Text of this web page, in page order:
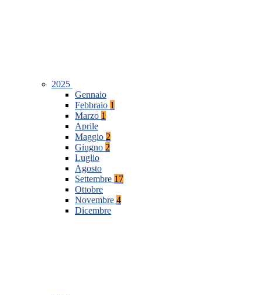
2025
Gennaio
Febbraio 1
Marzo 1
Aprile
Maggio 2
Giugno 2
Luglio
Agosto
Settembre 17
Ottobre
Novembre 4
Dicembre